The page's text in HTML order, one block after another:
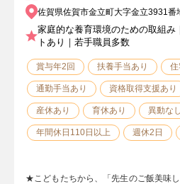
佐賀県佐賀市金立町大字金立3931番
家庭的な養育環境のための取組み
トあり｜若手職員多数
賞与年2回 扶養手当あり 住
通勤手当あり 資格取得支援あり
産休あり 育休あり 異動なし
年間休日110日以上 週休2日
★こどもたちから、「先生のご飯美味